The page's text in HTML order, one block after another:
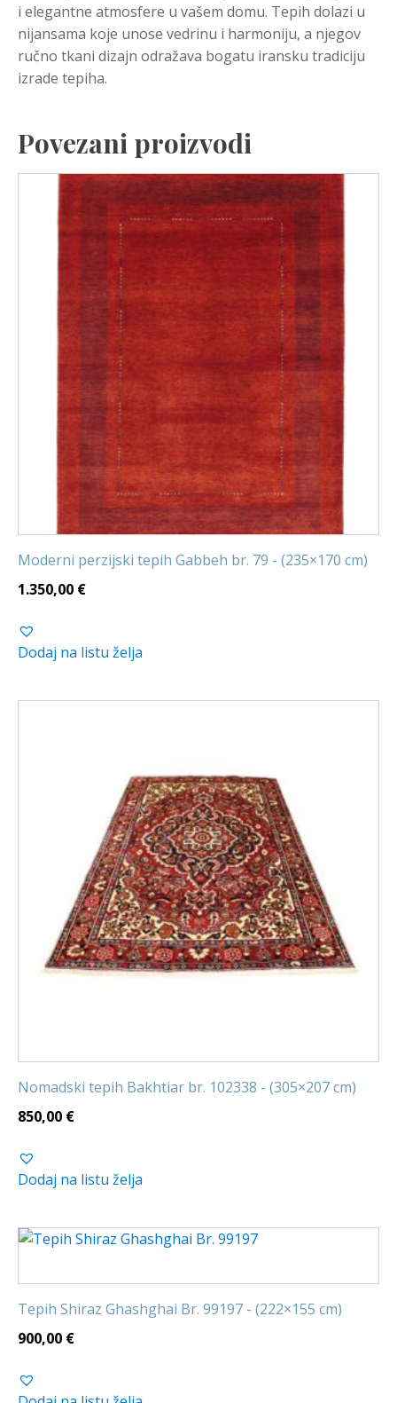
i elegantne atmosfere u vašem domu. Tepih dolazi u
nijansama koje unose vedrinu i harmoniju, a njegov
ručno tkani dizajn odražava bogatu iransku tradiciju
izrade tepiha.
Povezani proizvodi
Moderni perzijski tepih Gabbeh br. 79 - (235×170 cm)
1.350,00 €
Dodaj na listu želja
Nomadski tepih Bakhtiar br. 102338 - (305×207 cm)
850,00 €
Dodaj na listu želja
Tepih Shiraz Ghashghai Br. 99197 - (222×155 cm)
900,00 €